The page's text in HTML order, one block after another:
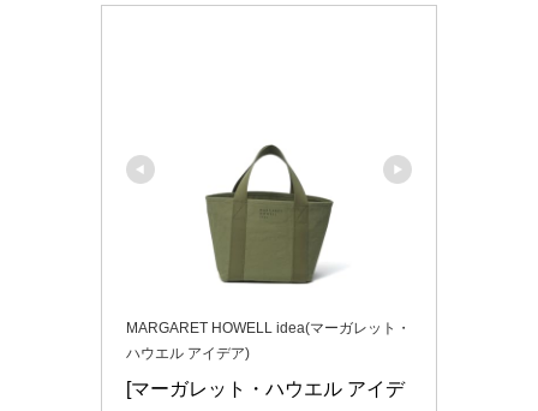
MARGARET HOWELL idea(マーガレット・
ハウエル アイデア)
[マーガレット・ハウエル アイデ